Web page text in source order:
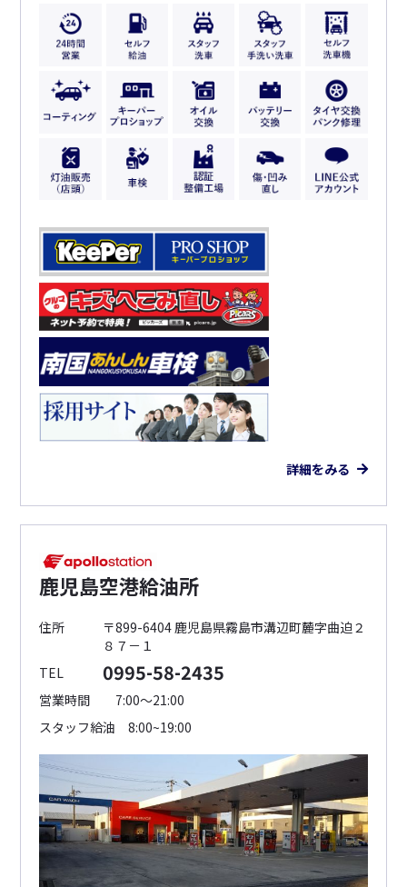
詳細をみる
鹿児島空港給油所
住所
〒899-6404 鹿児島県霧島市溝辺町麓字曲迫２
８７－１
TEL
0995-58-2435
営業時間
7:00～21:00
スタッフ給油 8:00~19:00